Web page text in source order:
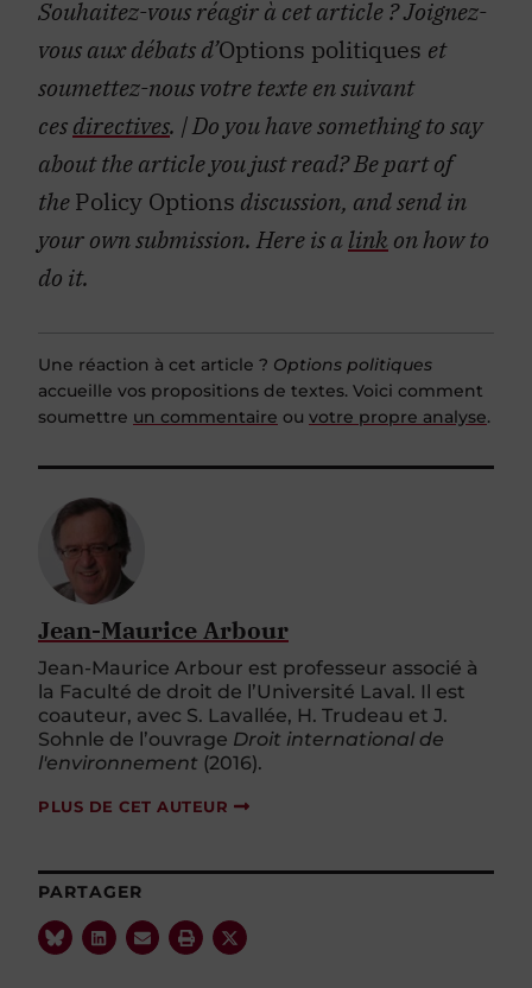
Souhaitez-vous réagir à cet article ?Joignez-
vous aux débats d’Options politiques et
soumettez-nous votre texte en suivant
cesdirectives. | Do you have something to say
about the article you just read? Be part of
thePolicy Options discussion, and send in
your own submission. Here is alink on how to
do it.
Une réaction à cet article ? Options politiques
accueille vos propositions de textes. Voici comment
soumettre un commentaire ou votre propre analyse.
Jean-Maurice Arbour
Jean-Maurice Arbour est professeur associé à
la Faculté de droit de l’Université Laval. Il est
coauteur, avec S. Lavallée, H. Trudeau et J.
Sohnle de l’ouvrage Droit international de
l'environnement (2016).
PLUS DE CET AUTEUR
PARTAGER